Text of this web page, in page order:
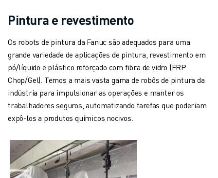
Pintura e revestimento
Os robots de pintura da Fanuc são adequados para uma
grande variedade de aplicações de pintura, revestimento em
pó/líquido e plástico reforçado com fibra de vidro (FRP
Chop/Gel). Temos a mais vasta gama de robôs de pintura da
indústria para impulsionar as operações e manter os
trabalhadores seguros, automatizando tarefas que poderiam
expô-los a produtos químicos nocivos.